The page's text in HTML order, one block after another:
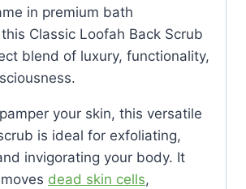
in premium bath
Classic Loofah Back Scrub
blend of luxury, functionality,
your skin, this versatile
is ideal for exfoliating,
invigorating your body. It
dead skin cells,